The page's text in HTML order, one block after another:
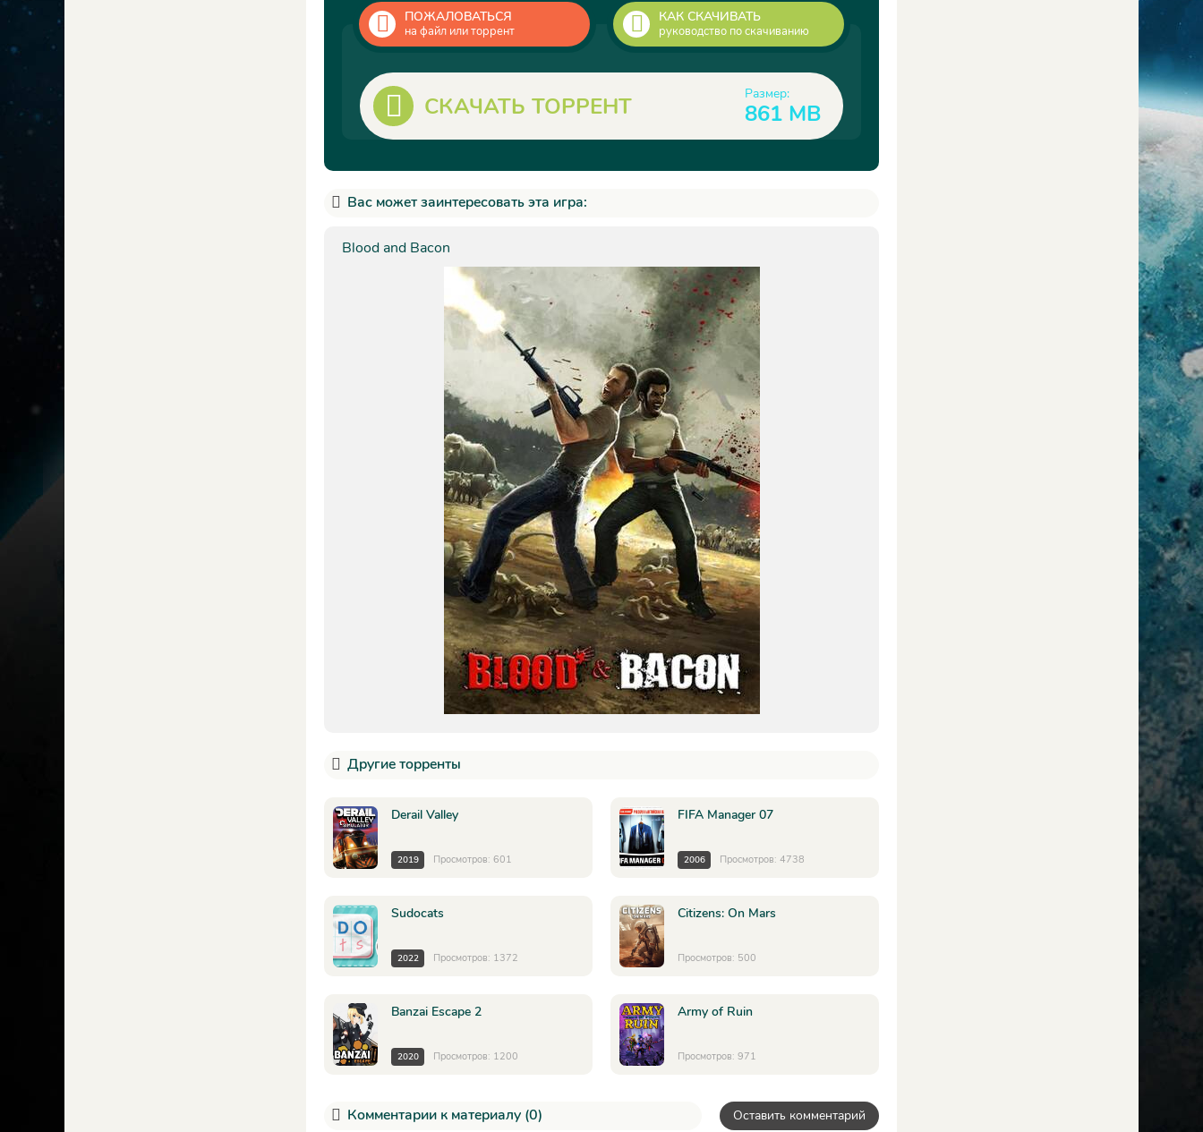
ПОЖАЛОВАТЬСЯ
на файл или торрент
КАК СКАЧИВАТЬ
руководство по скачиванию
СКАЧАТЬ ТОРРЕНТ Размер:
861 MB
Вас может заинтересовать эта игра:
Blood and Bacon
Другие торренты
Derail Valley
2019 Просмотров: 601
FIFA Manager 07
2006 Просмотров: 4738
Sudocats
2022 Просмотров: 1372
Citizens: On Mars
Просмотров: 500
Banzai Escape 2
2020 Просмотров: 1200
Army of Ruin
Просмотров: 971
Комментарии к материалу (0) Оставить комментарий